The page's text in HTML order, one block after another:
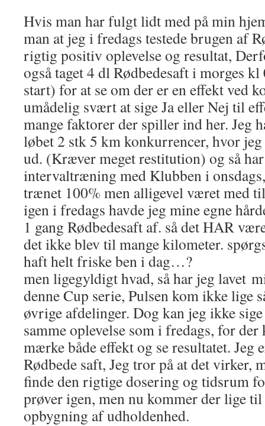
Hvis man har fulgt lidt med på min
man at jeg i fredags testede brugen af
rigtig positiv oplevelse og resultat,
også taget 4 dl Rødbedesaft i morges
start) for at se om der er en effekt ved
umådelig svært at sige Ja eller Nej til
mange faktorer der spiller ind her. Jeg
løbet 2 stk 5 km konkurrencer, hvor
ud. (Kræver meget restitution) og så
intervaltræning med Klubben i
trænet 100% men alligevel været med
igen i fredags havde jeg mine egne
1 gang Rødbedesaft af. så det HAR
det ikke blev til mange kilometer.
haft helt friske ben i dag…?
men ligegyldigt hvad, så har jeg lavet
denne Cup serie, Pulsen kom ikke lige
øvrige afdelinger. Dog kan jeg ikke
samme oplevelse som i fredags, for
mærke både effekt og se resultatet.
Rødbede saft, Jeg tror på at det virker,
finde den rigtige dosering og tidsrum
prøver igen, men nu kommer der lige
opbygning af udholdenhed.